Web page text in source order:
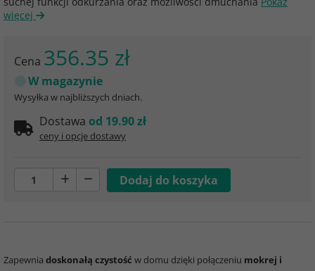
więcej
Cena 356.35 zł
W magazynie
Wysyłka w najbliższych dniach.
Dostawa od 19.90 zł
ceny i opcje dostawy
Zapewnia doskonałą czystość w domu dzięki połączeniu mokrej i